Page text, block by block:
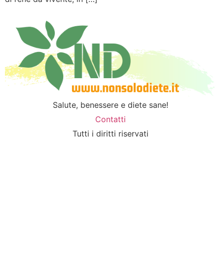
Salute, benessere e diete sane!
Contatti
Tutti i diritti riservati